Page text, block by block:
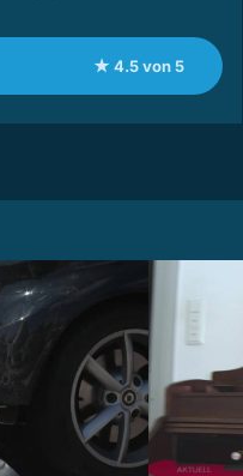
★ 4.5 von 5